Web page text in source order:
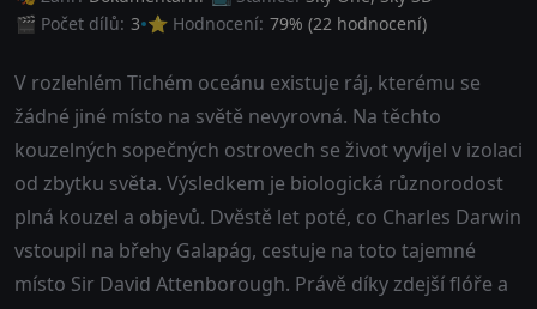
🎬 Počet dílů: 3 ⭐ Hodnocení: 79% (22 hodnocení)
V rozlehlém Tichém oceánu existuje ráj, kterému se
žádné jiné místo na světě nevyrovná. Na těchto
kouzelných sopečných ostrovech se život vyvíjel v izolaci
od zbytku světa. Výsledkem je biologická různorodost
plná kouzel a objevů. Dvěstě let poté, co Charles Darwin
vstoupil na břehy Galapág, cestuje na toto tajemné
místo Sir David Attenborough. Právě díky zdejší flóře a